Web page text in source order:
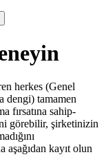
herkes (Genel
dengi) tamamen
fırsatına sahip-
görebilir, şirketinizin
kayıt olun